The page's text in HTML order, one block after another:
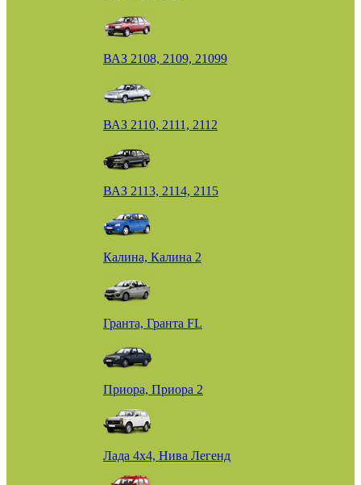
ВАЗ 2108, 2109, 21099
ВАЗ 2110, 2111, 2112
ВАЗ 2113, 2114, 2115
Калина, Калина 2
Гранта, Гранта FL
Приора, Приора 2
Лада 4х4, Нива Легенд